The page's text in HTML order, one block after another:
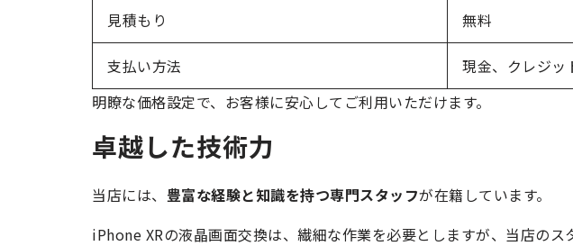
見積もり 無料
支払い方法
現金、クレジッ
明瞭な価格設定で、お客様に安心してご利用いただけます。
卓越した技術力
当店には、 豊富な経験と知識を持つ専門スタッフが在籍しています。
iPhone XRの液晶画面交換は、繊細な作業を必要としますが、当店の